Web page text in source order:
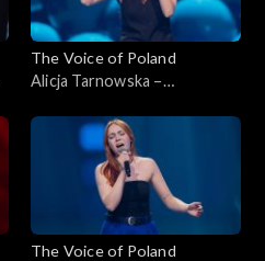
The Voice of Poland
Alicja Tarnowska –
Poland”, Przesłuchania w
ciemno, 4 października 2025
The Voice of Poland